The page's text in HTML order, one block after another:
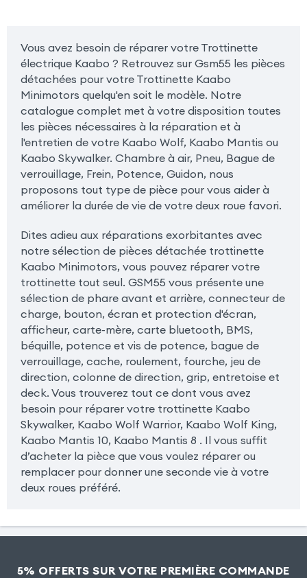
Vous avez besoin de réparer votre Trottinette
électrique Kaabo ? Retrouvez sur Gsm55 les pièces
détachées pour votre Trottinette Kaabo
Minimotors quelqu'en soit le modèle. Notre
catalogue complet met à votre disposition toutes
les pièces nécessaires à la réparation et à
l'entretien de votre Kaabo Wolf, Kaabo Mantis ou
Kaabo Skywalker. Chambre à air, Pneu, Bague de
verrouillage, Frein, Potence, Guidon, nous
proposons tout type de pièce pour vous aider à
améliorer la durée de vie de votre deux roue favori.
Dites adieu aux réparations exorbitantes avec
notre sélection de pièces détachée trottinette
Kaabo Minimotors, vous pouvez réparer votre
trottinette tout seul. GSM55 vous présente une
sélection de phare avant et arrière, connecteur de
charge, bouton, écran et protection d'écran,
afficheur, carte-mère, carte bluetooth, BMS,
béquille, potence et vis de potence, bague de
verrouillage, cache, roulement, fourche, jeu de
direction, colonne de direction, grip, entretoise et
deck. Vous trouverez tout ce dont vous avez
besoin pour réparer votre trottinette Kaabo
Skywalker, Kaabo Wolf Warrior, Kaabo Wolf King,
Kaabo Mantis 10, Kaabo Mantis 8 . Il vous suffit
d’acheter la pièce que vous voulez réparer ou
remplacer pour donner une seconde vie à votre
deux roues préféré.
5% OFFERTS SUR VOTRE PREMIÈRE COMMANDE